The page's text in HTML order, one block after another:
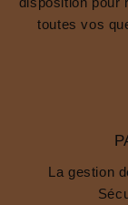
toutes vos
La gestion